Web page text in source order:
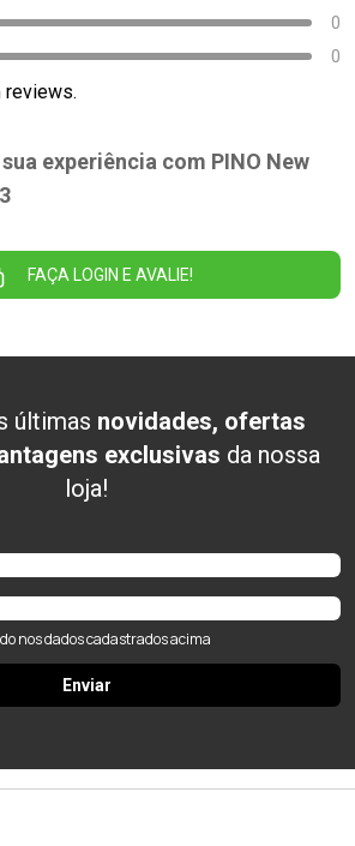
0
0
reviews.
experiência com PINO New
FAÇA LOGIN E AVALIE!
últimas novidades, ofertas
exclusivas da nossa
loja!
nos dados cadastrados acima
Enviar